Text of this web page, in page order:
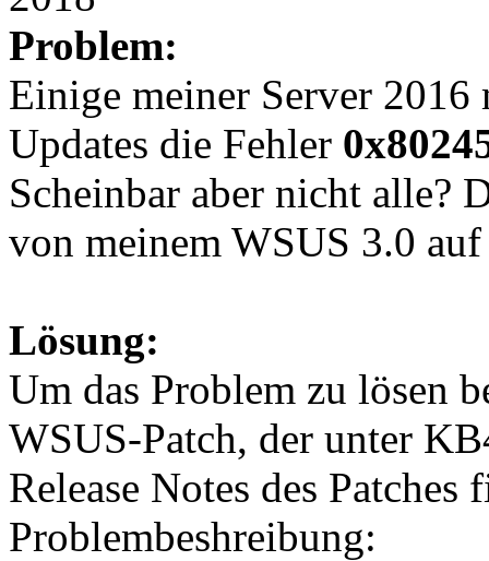
Problem:
Einige meiner Server 2016
Updates die Fehler
Scheinbar aber nicht alle?
von meinem WSUS 3.0
Lösung:
Um das Problem zu lösen
WSUS-Patch, der unter
Release Notes des
Problembeshreibung: